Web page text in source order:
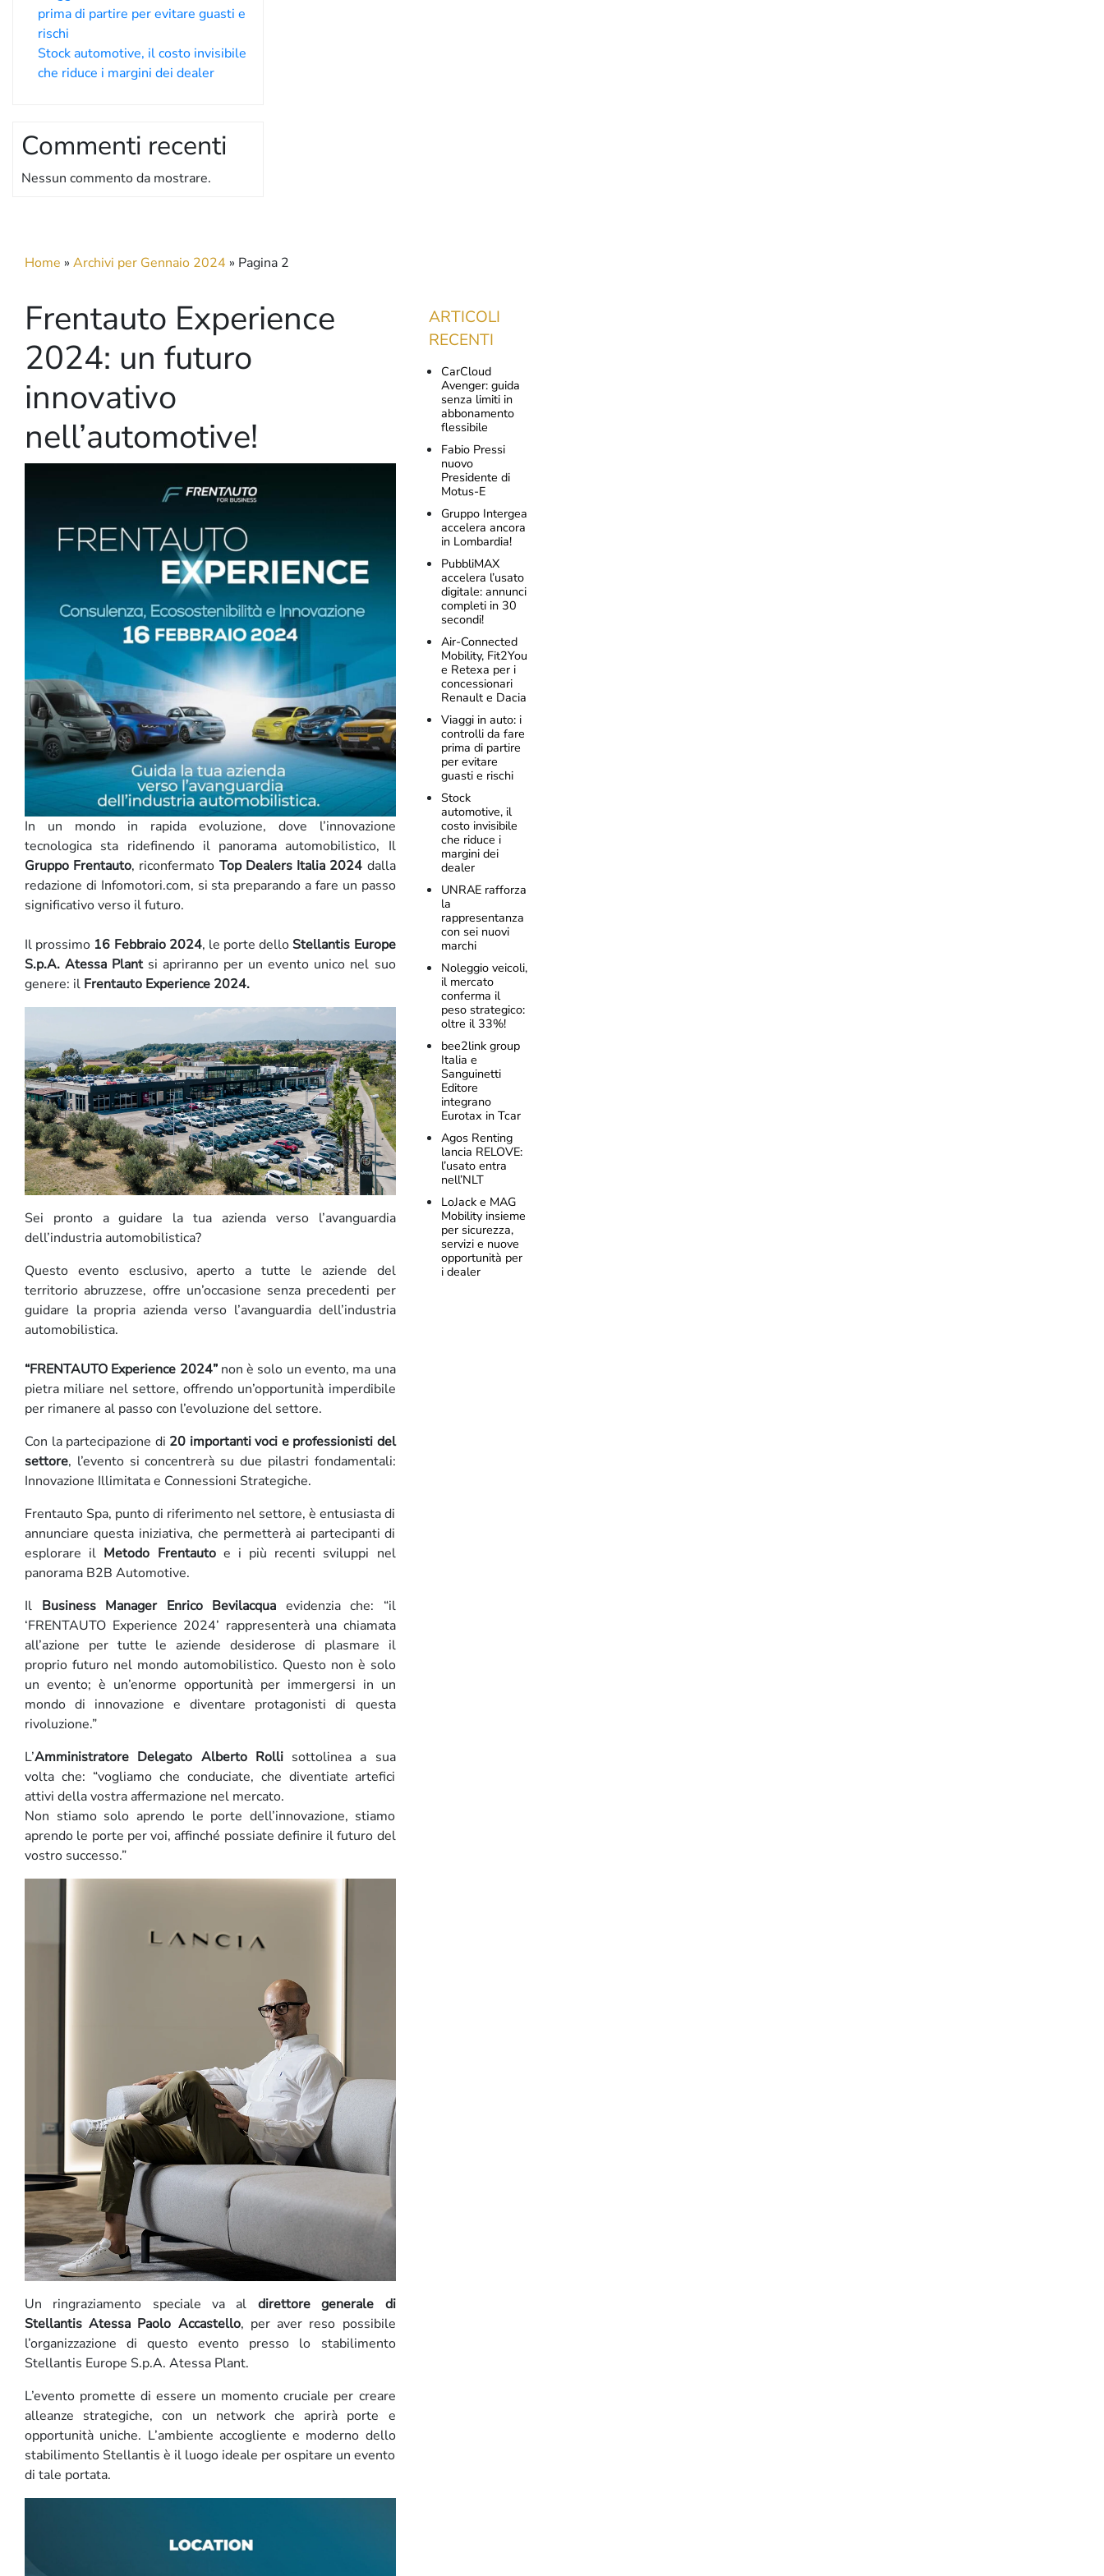
prima di partire per evitare guasti e
rischi
Stock automotive, il costo invisibile
che riduce i margini dei dealer
Commenti recenti
Nessun commento da mostrare.
Home » Archivi per Gennaio 2024 » Pagina 2
Frentauto Experience
2024: un futuro
innovativo
nell’automotive!
In un mondo in rapida evoluzione, dove l’innovazione
tecnologica sta ridefinendo il panorama automobilistico, Il
Gruppo Frentauto, riconfermato Top Dealers Italia 2024 dalla
redazione di Infomotori.com, si sta preparando a fare un passo
significativo verso il futuro.
Il prossimo 16 Febbraio 2024, le porte delloStellantis Europe
S.p.A. Atessa Plantsi apriranno per un evento unico nel suo
genere: il Frentauto Experience 2024.
Sei pronto a guidare la tua azienda verso l’avanguardia
dell’industria automobilistica?
Questo evento esclusivo, aperto a tutte le aziende del
territorio abruzzese, offre un’occasione senza precedenti per
guidare la propria azienda verso l’avanguardia dell’industria
automobilistica.
“FRENTAUTO Experience 2024” non è solo un evento, ma una
pietra miliare nel settore, offrendo un’opportunità imperdibile
per rimanere al passo con l’evoluzione del settore.
Con la partecipazione di 20 importanti voci e professionisti del
settore, l’evento si concentrerà su due pilastri fondamentali:
Innovazione Illimitata e Connessioni Strategiche.
Frentauto Spa, punto di riferimento nel settore, è entusiasta di
annunciare questa iniziativa, che permetterà ai partecipanti di
esplorare il Metodo Frentautoe i più recenti sviluppi nel
panorama B2B Automotive.
Il Business Manager Enrico Bevilacqua evidenzia che: “il
‘FRENTAUTO Experience 2024’ rappresenterà una chiamata
all’azione per tutte le aziende desiderose di plasmare il
proprio futuro nel mondo automobilistico. Questo non è solo
un evento; è un’enorme opportunità per immergersi in un
mondo di innovazione e diventare protagonisti di questa
rivoluzione.”
L’Amministratore Delegato Alberto Rolli sottolinea a sua
volta che: “vogliamo che conduciate, che diventiate artefici
attivi della vostra affermazione nel mercato.
Non stiamo solo aprendo le porte dell’innovazione, stiamo
aprendo le porte per voi, affinché possiate definire il futuro del
vostro successo.”
Un ringraziamento speciale va al direttore generale di
Stellantis Atessa Paolo Accastello, per aver reso possibile
l’organizzazione di questo evento presso lo stabilimento
Stellantis Europe S.p.A. Atessa Plant.
L’evento promette di essere un momento cruciale per creare
alleanze strategiche, con un network che aprirà porte e
opportunità uniche. L’ambiente accogliente e moderno dello
stabilimento Stellantis è il luogo ideale per ospitare un evento
di tale portata.
ARTICOLI
RECENTI
CarCloud
Avenger: guida
senza limiti in
abbonamento
flessibile
Fabio Pressi
nuovo
Presidente di
Motus-E
Gruppo Intergea
accelera ancora
in Lombardia!
PubbliMAX
accelera l’usato
digitale: annunci
completi in 30
secondi!
Air-Connected
Mobility, Fit2You
e Retexa per i
concessionari
Renault e Dacia
Viaggi in auto: i
controlli da fare
prima di partire
per evitare
guasti e rischi
Stock
automotive, il
costo invisibile
che riduce i
margini dei
dealer
UNRAE rafforza
la
rappresentanza
con sei nuovi
marchi
Noleggio veicoli,
il mercato
conferma il
peso strategico:
oltre il 33%!
bee2link group
Italia e
Sanguinetti
Editore
integrano
Eurotax in Tcar
Agos Renting
lancia RELOVE:
l’usato entra
nell’NLT
LoJack e MAG
Mobility insieme
per sicurezza,
servizi e nuove
opportunità per
i dealer